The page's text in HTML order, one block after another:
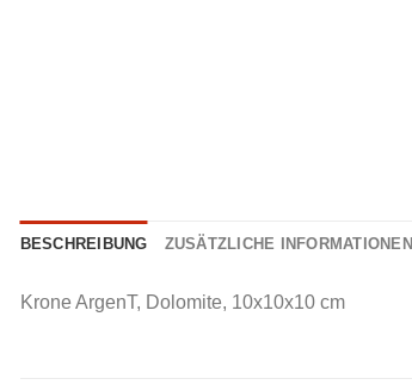
BESCHREIBUNG ZUSÄTZLICHE INFORMATIONEN
Krone ArgenT, Dolomite, 10x10x10 cm